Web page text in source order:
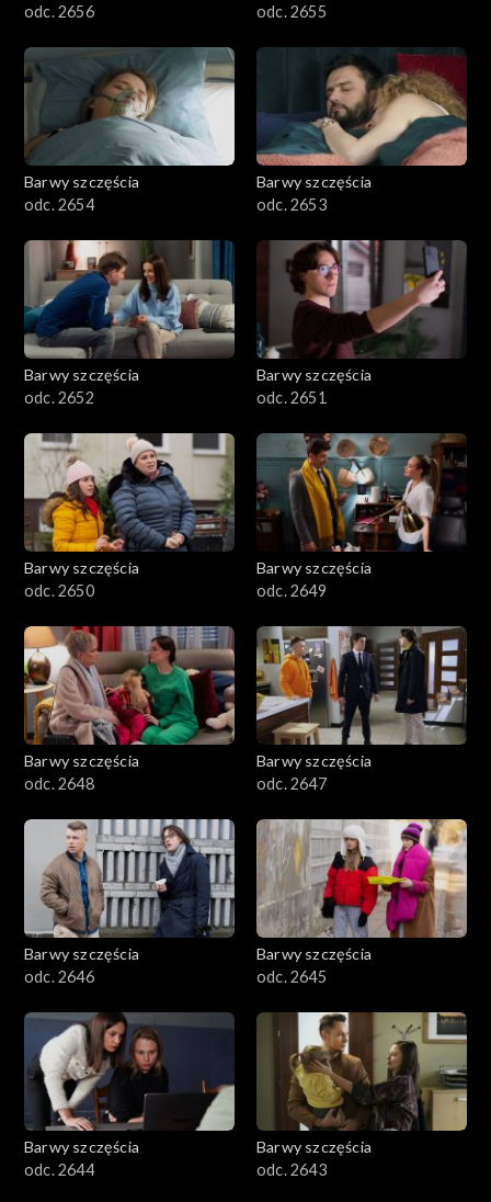
odc. 2656
odc. 2655
Barwy szczęścia
odc. 2654
Barwy szczęścia
odc. 2653
Barwy szczęścia
odc. 2652
Barwy szczęścia
odc. 2651
Barwy szczęścia
odc. 2650
Barwy szczęścia
odc. 2649
Barwy szczęścia
odc. 2648
Barwy szczęścia
odc. 2647
Barwy szczęścia
odc. 2646
Barwy szczęścia
odc. 2645
Barwy szczęścia
odc. 2644
Barwy szczęścia
odc. 2643